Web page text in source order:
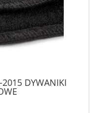
2015 DYWANIKI